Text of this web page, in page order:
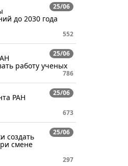
25/06
до 2030 года
552
25/06
работу ученых
786
25/06
РАН
673
25/06
создать
смене
297